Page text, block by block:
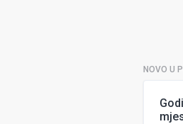
NOVO U